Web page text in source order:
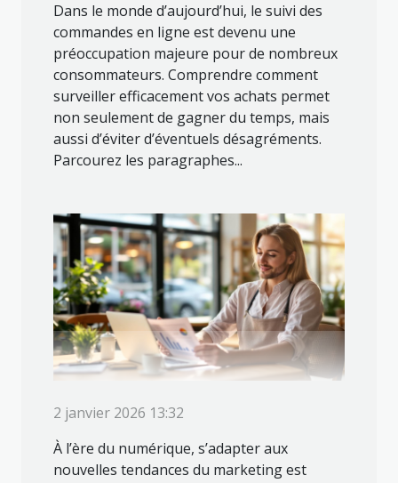
Dans le monde d’aujourd’hui, le suivi des
commandes en ligne est devenu une
préoccupation majeure pour de nombreux
consommateurs. Comprendre comment
surveiller efficacement vos achats permet
non seulement de gagner du temps, mais
aussi d’éviter d’éventuels désagréments.
Parcourez les paragraphes...
2 janvier 2026 13:32
À l’ère du numérique, s’adapter aux
nouvelles tendances du marketing est